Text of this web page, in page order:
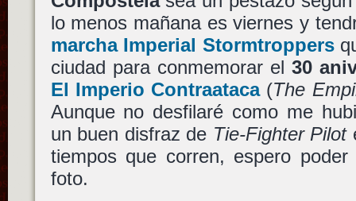
lo menos mañana es viernes y
marcha Imperial Stormtroppers
ciudad para conmemorar el30
El Imperio Contraataca(The
Aunque no desfilaré como me
un buen disfraz de Tie-Fighter Pilot
tiempos que corren, espero
foto.